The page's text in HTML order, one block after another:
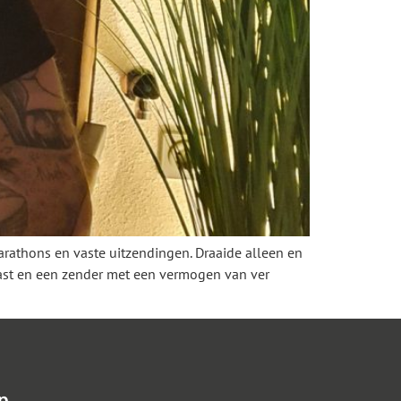
en vaste uitzendingen. Draaide alleen en
en een zender met een vermogen van ver